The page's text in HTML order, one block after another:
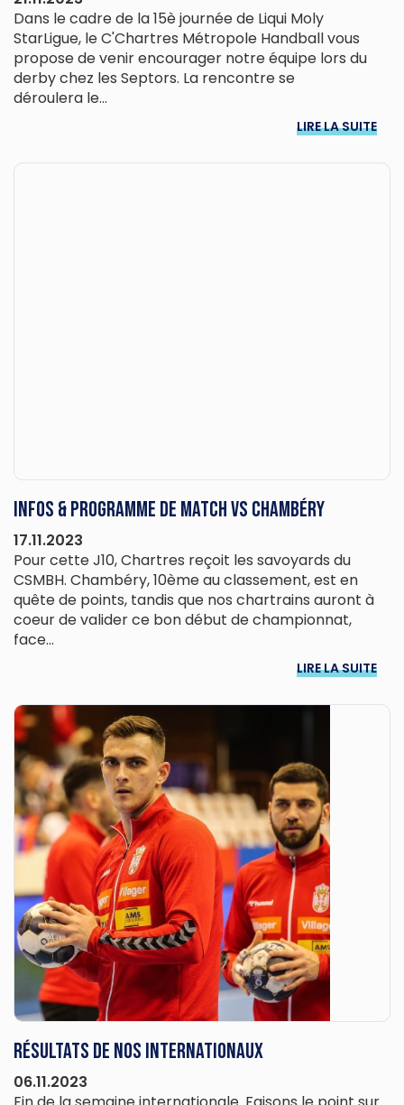
Dans le cadre de la 15è journée de Liqui Moly
StarLigue, le C'Chartres Métropole Handball vous
propose de venir encourager notre équipe lors du
derby chez les Septors. La rencontre se
déroulera le...
LIRE LA SUITE
Infos & programme de match vs Chambéry
17.11.2023
Pour cette J10, Chartres reçoit les savoyards du
CSMBH. Chambéry, 10ème au classement, est en
quête de points, tandis que nos chartrains auront à
coeur de valider ce bon début de championnat,
face...
LIRE LA SUITE
Résultats de nos internationaux
06.11.2023